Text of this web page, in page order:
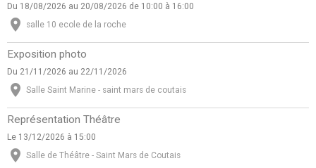
Du 18/08/2026 au 20/08/2026 de 10:00 à 16:00
salle 10 ecole de la roche
Exposition photo
Du 21/11/2026 au 22/11/2026
Salle Saint Marine - saint mars de coutais
Représentation Théâtre
Le 13/12/2026 à 15:00
Salle de Théâtre - Saint Mars de Coutais